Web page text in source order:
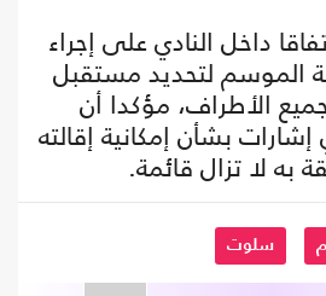
داخل النادي على إجراء
الموسم لتحديد مستقبل
الأطراف، مؤكدا أن
بشأن إمكانية إقالته
به لا تزال قائمة.
سلوت